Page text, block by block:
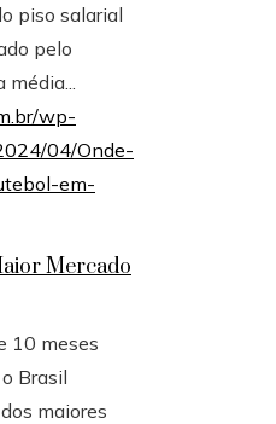
piso salarial
pelo
Mercado
10 meses
Brasil
maiores